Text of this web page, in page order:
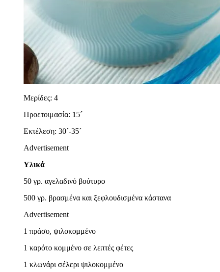
Μερίδες: 4
Προετοιμασία: 15´
Εκτέλεση: 30´-35´
Advertisement
Υλικά
50 γρ. αγελαδινό βούτυρο
500 γρ. βρασμένα και ξεφλουδισμένα κάστανα
Advertisement
1 πράσο, ψιλοκομμένο
1 καρότο κομμένο σε λεπτές φέτες
1 κλωνάρι σέλερι ψιλοκομμένο